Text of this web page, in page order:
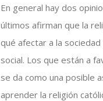
En general hay dos
últimos afirman que la
qué afectar a la
social. Los que están a
se da como una posible
aprender la religión